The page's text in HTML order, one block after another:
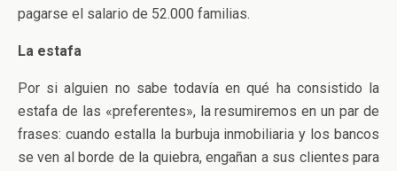
pagarse el salario de 52.000 familias.
La estafa
Por si alguien no sabe todavía en qué ha consistido la
estafa de las «preferentes», la resumiremos en un par de
frases: cuando estalla la burbuja inmobiliaria y los bancos
se ven al borde de la quiebra, engañan a sus clientes para